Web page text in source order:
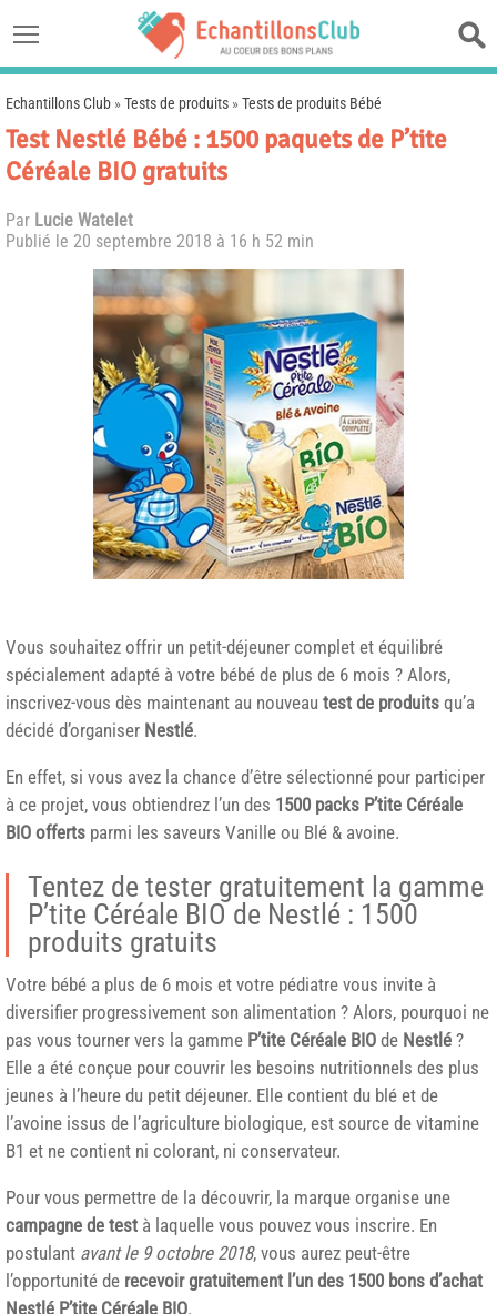
Echantillons Club »Tests de produits »Tests de produits Bébé
Test Nestlé Bébé : 1500 paquets de P’tite
Céréale BIO gratuits
Par Lucie Watelet
Publié le 20 septembre 2018 à 16 h 52 min
Vous souhaitez offrir un petit-déjeuner complet et équilibré
spécialement adapté à votre bébé de plus de 6 mois ? Alors,
inscrivez-vous dès maintenant au nouveau test de produits qu’a
décidé d’organiser Nestlé.
En effet, si vous avez la chance d’être sélectionné pour participer
à ce projet, vous obtiendrez l’un des 1500 packs P’tite Céréale
BIO offerts parmi les saveurs Vanille ou Blé & avoine.
Tentez de tester gratuitement la gamme
P’tite Céréale BIO de Nestlé : 1500
produits gratuits
Votre bébé a plus de 6 mois et votre pédiatre vous invite à
diversifier progressivement son alimentation ? Alors, pourquoi ne
pas vous tourner vers la gamme P’tite Céréale BIO de Nestlé ?
Elle a été conçue pour couvrir les besoins nutritionnels des plus
jeunes à l’heure du petit déjeuner. Elle contient du blé et de
l’avoine issus de l’agriculture biologique, est source de vitamine
B1 et ne contient ni colorant, ni conservateur.
Pour vous permettre de la découvrir, la marque organise une
campagne de test à laquelle vous pouvez vous inscrire. En
postulant avant le 9 octobre 2018, vous aurez peut-être
l’opportunité de recevoir gratuitement l’un des 1500 bons d’achat
Nestlé P’tite Céréale BIO.